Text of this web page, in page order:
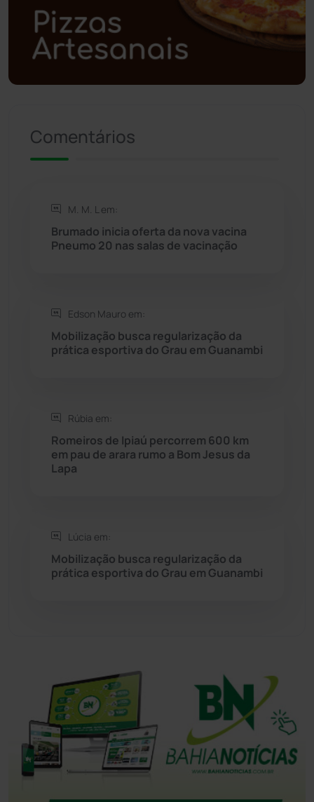
Polícia Militar (27)
Política
Riacho de Santana
Rio do Antônio
Rio do Pires
Seabra
Sudoeste Baiano (1530)
Tecnologia
Comentários
M. M. L em:
Brumado inicia oferta da nova vacina
Pneumo 20 nas salas de vacinação
Edson Mauro em:
Mobilização busca regularização da
prática esportiva do Grau em Guanambi
Rúbia em:
Romeiros de Ipiaú percorrem 600 km
em pau de arara rumo a Bom Jesus da
Lapa
Lúcia em:
Mobilização busca regularização da
prática esportiva do Grau em Guanambi